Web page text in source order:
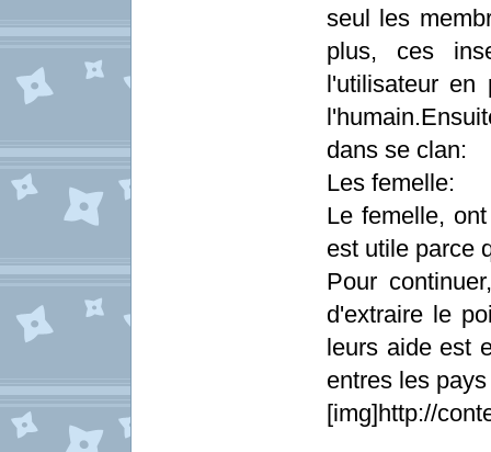
seul les
plus, ces
l'utilisateur en
dans se clan:
Les femelle:
Le femelle,
est utile parce
Pour
d'extraire le
leurs aide est
entres les
[img]http://